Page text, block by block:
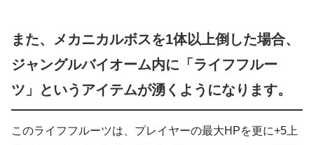
また、メカニカルボスを1体以上倒した場合、
ジャングルバイオーム内に「ライフフルー
ツ」というアイテムが湧くようになります。
このライフフルーツは、プレイヤーの最大HPを更に+5上